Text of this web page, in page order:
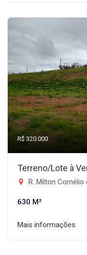
R$ 320.000
Terreno/Lote à
R. Milton Cornélio dos
630 M²
Mais informações